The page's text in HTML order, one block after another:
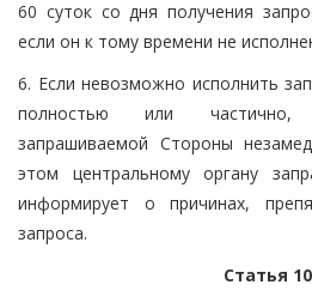
60 суток со дня получения
если он к тому времени не
6. Если невозможно исполнить
полностью или частично,
запрашиваемой Стороны
этом центральному органу
информирует о причинах,
запроса.
Статья 10